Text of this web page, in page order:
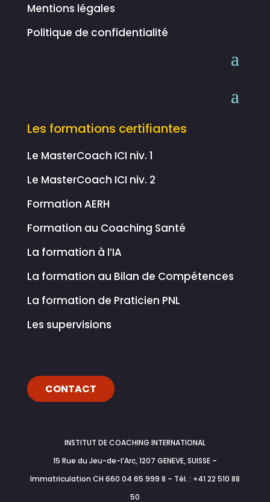
Mentions légales
Politique de confidentialité
Les formations certifiantes
Le MasterCoach ICI niv. 1
Le MasterCoach ICI niv. 2
Formation AERH
Formation au Coaching Santé
La formation à l’IA
La formation au Bilan de Compétences
La formation de Praticien PNL
Les supervisions
CONTACT
INSTITUT DE COACHING INTERNATIONAL
15 Rue du Jeu-de-l’Arc, 1207 GENEVE, SUISSE –
Immatriculation CH 660 04 65 999 8 – Tél. : +41 22 510 88
50